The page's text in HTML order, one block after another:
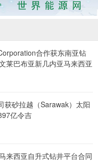
合作获东南亚钻
莱巴布亚新几内亚马来西亚
获砂拉越（Sarawak）太阳
亿令吉
来西亚自升式钻井平台合同